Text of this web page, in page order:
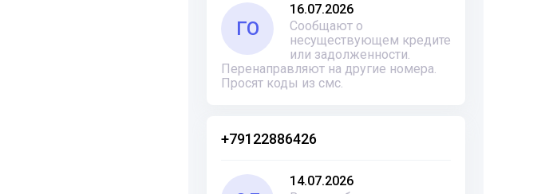
ГО
16.07.2026
Сообщают о
несуществующем кредите
или задолженности.
Перенаправляют на другие номера.
Просят коды из смс.
+79122886426
14.07.2026